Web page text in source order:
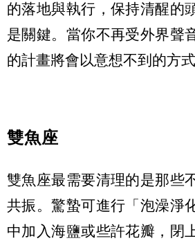
的落地與執行，保持清醒的
是關鍵。當你不再受外界聲
的計畫將會以意想不到的方式
雙魚座
雙魚座最需要清理的是那些
共振。驚蟄可進行「泡澡淨
中加入海鹽或些許花瓣，閉